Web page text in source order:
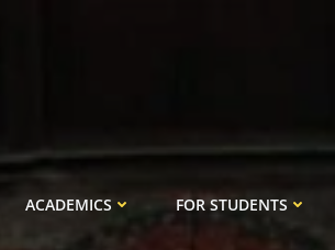
ACADEMICS FOR STUDENTS